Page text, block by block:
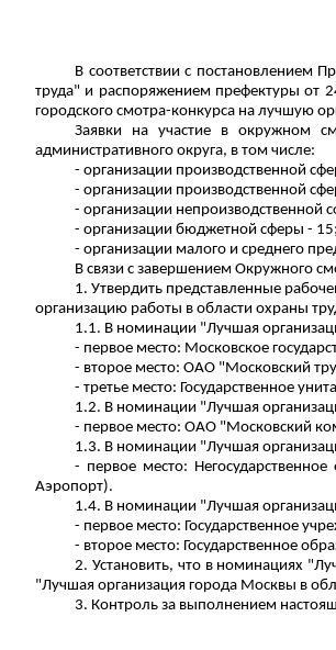
В соответствии с постановлением
труда" и распоряжением префектуры от
городского смотра-конкурса на лучшую
Заявки на участие в окружном
административного округа, в том числе:
- организации производственной
- организации производственной
- организации непроизводственной
- организации бюджетной сферы - 15;
- организации малого и среднего
В связи с завершением Окружного
1. Утвердить представленные
организацию работы в области охраны
1.1. В номинации "Лучшая
- первое место: Московское
- второе место: ОАО "Московский
- третье место: Государственное
1.2. В номинации "Лучшая
- первое место: ОАО "Московский
1.3. В номинации "Лучшая
- первое место:
Аэропорт).
1.4. В номинации "Лучшая
- первое место: Государственное
- второе место: Государственное
2. Установить, что в номинациях
"Лучшая организация города Москвы в
3. Контроль за выполнением